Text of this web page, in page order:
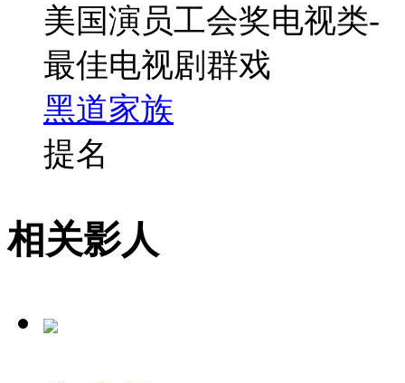
美国演员工会奖电视类-
最佳电视剧群戏
黑道家族
提名
相关影人